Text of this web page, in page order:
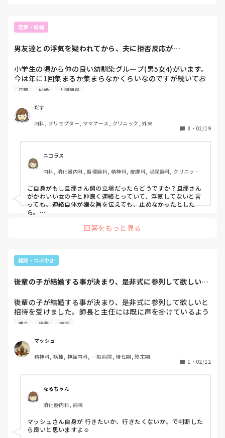
したが、なんだかんだ結婚してしまったので、忙しくてもなん
とかなります！笑
恋愛・結婚
男友達との浮気を疑われてから、夫に拒否反応が…
小学生の頃から仲の良い幼馴染グループ(男5女4)がいます。
今は年に1回集まるか集まらなかくらいなのですが続いてお
ります。グループ内での恋愛はありません。そのうち特別仲
り連絡もたまにとりあっています。男1女1だけで約束して長
時間会うことはありません。(ちょうどスーパーで会った
り、農家なので野菜のお裾分けに…などでは会う)親も顔見
知りで「今日○○(男A)が野菜届けに来てくれたよー」とい
うこともあります。
ちょうど半年前くらいに集まれる機会があったものの、わた
しだけ時間がずれてしまって会えなかった男Aから連絡が来
ました。内容は「今回は会えなかったねー残念、次はいつ集
まれるかな？写真見たけど可愛くしてたな！」お祭りだった
ため浴衣を着ており可愛いと言ってくれたんだと思います。
可愛いと言われたのは驚きましたが、服装を褒めたりされた
たしは「会えなかったねー😢また集まれるといいね」と返し
かんじです。男Aには彼女もいて、わたしも結婚していま
す。お互い相手も紹介というか偶然会って挨拶みたいなかん
じのことはありました。
そして偶然、そのわたしと男Aのやり取りのLINEをみた夫が
「浮気だ！」と騒ぎました。そしてその数日後に男Aが怪我
をして手術をするかしないか迷ってる趣旨のLINEが届き、そ
れも偶然見られてしまって「また浮気だよ！気持ち悪い！」
とも一線を置くと説明して過ごしておりました。本音は大切
な友達の1人だし、変わらず大切にしたい、仲良くなってほ
しい関係でした。男Aからの連絡(数ヶ月に1回あるかないか)
にもすぐ返事をせず無愛想を心がけて返事したり…それも
らグループLINEにして〜」と自意識過剰なわたしを演じてみ
たり。笑
たしかに男Aはグループのなかでも特別信頼しております。
過去にいじめっこから助けてもらったり、恋のキューピッド
旦那 結婚 人間関係
だす
内科, プリセプター, ママナース, クリニック, 外来
8 ・ 02/19
ニコラス
内科, 消化器内科, 循環器科, 精神科, 皮膚科, 泌尿器科, クリニック,
ご自身がもし旦那さん側の立場だったらどうですか？旦那さん
がかわいい女の子と仲良く連絡とっていて、浮気してないと言
っても、連絡自体が嫌な旨を伝えても、止めなかったとした
ら。
と連絡を取り続けたいのだとしら、そこに旦那さんへの、配慮
んからみたら他人です。
家庭を持つ責任のない夫婦のご関係なら、夫婦で末永くという
のは難しいかなと、結婚10年目の私の意見でした。乱筆乱文失
礼いたしました。あくまでひとつの意見だと思っていただけた
回答をもっと見る
雑談・つぶやき
後輩の子が結婚する事が決まり、是非式に参列して欲しいと
後輩の子が結婚する事が決まり、是非式に参列して欲しいと
招待を受けました。師長と主任には既に声を掛けているよう
ですが、その他にも彼女が参列して欲しいと思っているスタ
持ちはありますが、私としては、同じ病棟で招待されなかっ
た人の反応を考えると参列するのにかなり躊躇してしまって
います。病棟での、直属の上司と、後は友人を呼んだら良い
のにと思うし正直そう言う場は苦手です。何とか口実をつけ
て断れないかと思うのはあまりに非常識で、冷たいでしょう
彼女 後輩 結婚
マッシュ
精神科, 病棟, 神経内科, 一般病院, 慢性期, 終末期
1 ・ 02/12
なるちゃん
消化器内科, 病棟
マッシュさん自身が 行きたいか、行きたくないか、で判断した
ら良いと思いますよ☺️